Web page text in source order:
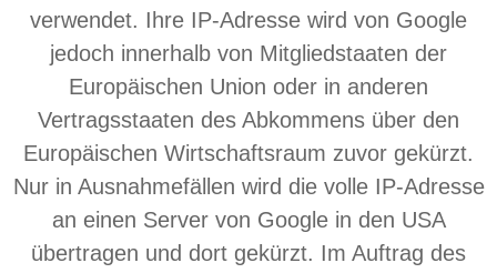
verwendet. Ihre IP-Adresse wird von Google
jedoch innerhalb von Mitgliedstaaten der
Europäischen Union oder in anderen
Vertragsstaaten des Abkommens über den
Europäischen Wirtschaftsraum zuvor gekürzt.
Nur in Ausnahmefällen wird die volle IP-Adresse
an einen Server von Google in den USA
übertragen und dort gekürzt. Im Auftrag des